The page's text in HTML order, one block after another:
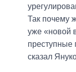
Так почему
уже «новой
преступные
сказал